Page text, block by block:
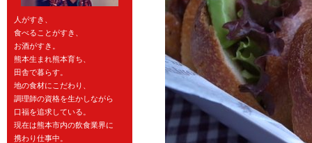
人がすき、
食べることがすき、
お酒がすき。
熊本生まれ熊本育ち、
田舎で暮らす。
地の食材にこだわり、
調理師の資格を生かしながら
口福を追求している。
現在は熊本市内の飲食業界に
携わり仕事中。